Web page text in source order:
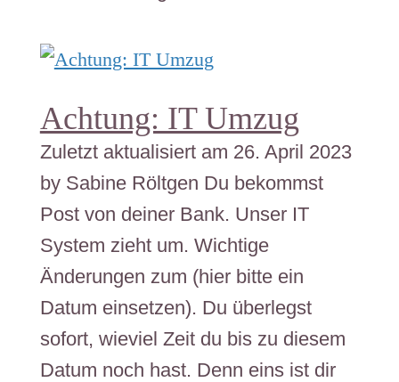
Achtung: IT Umzug
Zuletzt aktualisiert am 26. April 2023
by Sabine Röltgen Du bekommst
Post von deiner Bank. Unser IT
System zieht um. Wichtige
Änderungen zum (hier bitte ein
Datum einsetzen). Du überlegst
sofort, wieviel Zeit du bis zu diesem
Datum noch hast. Denn eins ist dir